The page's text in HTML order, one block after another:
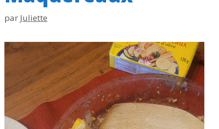
par Juliette